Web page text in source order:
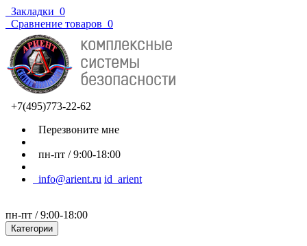
Закладки 0
Сравнение товаров 0
+7(495)773-22-62
Перезвоните мне
пн-пт / 9:00-18:00
info@arient.ru id_arient
пн-пт / 9:00-18:00
Категории